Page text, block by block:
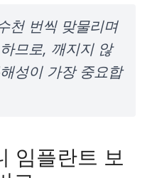
천 번씩 맞물리며
므로, 깨지지 않
성이 가장 중요합
임플란트 보